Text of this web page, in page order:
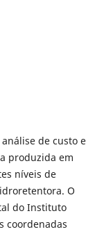
de custo e
produzida em
níveis de
O
do Instituto
coordenadas